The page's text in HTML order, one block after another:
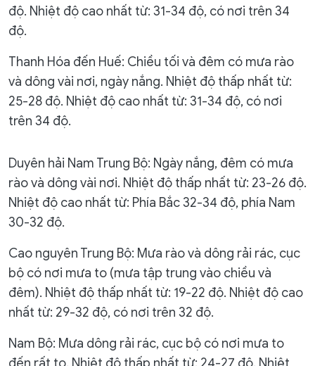
độ. Nhiệt độ cao nhất từ: 31-34 độ, có nơi trên 34
độ.
Thanh Hóa đến Huế: Chiều tối và đêm có mưa rào
và dông vài nơi, ngày nắng. Nhiệt độ thấp nhất từ:
25-28 độ. Nhiệt độ cao nhất từ: 31-34 độ, có nơi
trên 34 độ.
Duyên hải Nam Trung Bộ: Ngày nắng, đêm có mưa
rào và dông vài nơi. Nhiệt độ thấp nhất từ: 23-26 độ.
Nhiệt độ cao nhất từ: Phía Bắc 32-34 độ, phía Nam
30-32 độ.
Cao nguyên Trung Bộ: Mưa rào và dông rải rác, cục
bộ có nơi mưa to (mưa tập trung vào chiều và
đêm). Nhiệt độ thấp nhất từ: 19-22 độ. Nhiệt độ cao
nhất từ: 29-32 độ, có nơi trên 32 độ.
Nam Bộ: Mưa dông rải rác, cục bộ có nơi mưa to